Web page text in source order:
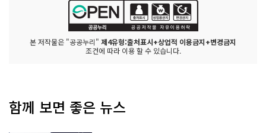
본 저작물은 "공공누리" 제4유형:출처표시+상업적 이용금지+변경금지
조건에 따라 이용 할 수 있습니다.
함께 보면 좋은 뉴스